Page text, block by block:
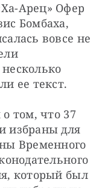
Арец» Офер
Бомбаха,
вовсе не
ее текст.
том, что 37
избраны для
Временного
который был